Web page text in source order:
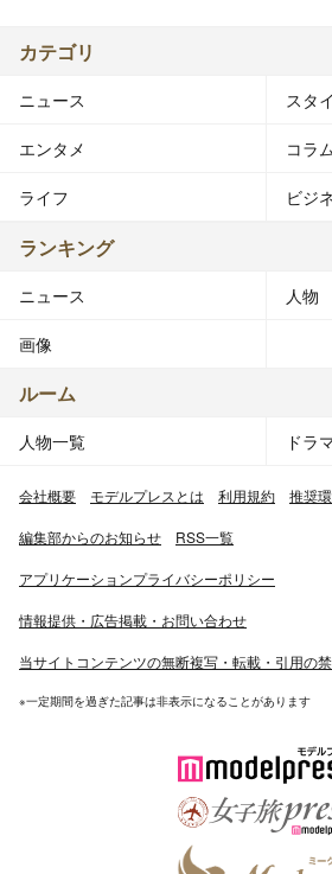
カテゴリ
ニュース スタ
エンタメ コラ
ライフ ビジ
ランキング
ニュース 人物
画像
ルーム
人物一覧 ドラ
会社概要 モデルプレスとは 利用規約 推奨
編集部からのお知らせ RSS一覧
アプリケーションプライバシーポリシー
情報提供・広告掲載・お問い合わせ
当サイトコンテンツの無断複写・転載・引用の
※一定期間を過ぎた記事は非表示になることがあります